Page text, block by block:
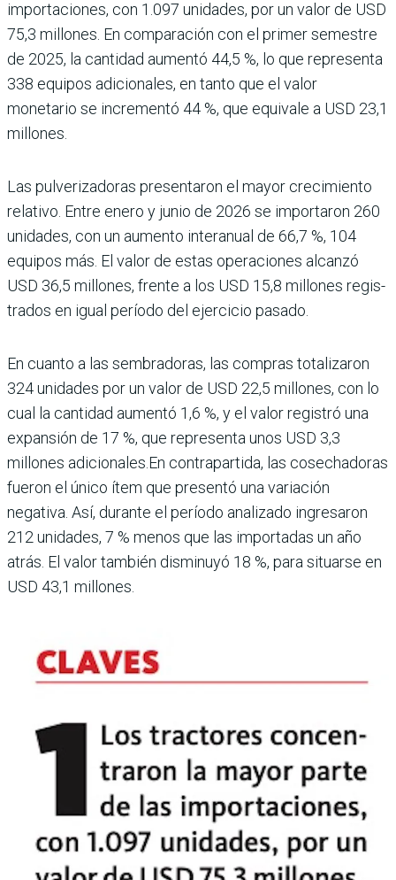
importacio­nes, con 1.097 unidades, por un valor de USD
75,3 millones. En comparación con el primer semestre
de 2025, la can­tidad aumentó 44,5 %, lo que representa
338 equipos adicionales, en tanto que el valor
monetario se incre­mentó 44 %, que equivale a USD 23,1
millones.
Las pulverizadoras presen­taron el mayor crecimiento
relativo. Entre enero y junio de 2026 se importaron 260
unidades, con un aumento interanual de 66,7 %, 104
equipos más. El valor de estas operaciones alcanzó
USD 36,5 millones, frente a los USD 15,8 millones regis­
trados en igual período del ejercicio pasado.
En cuanto a las sembradoras, las com­pras totalizaron
324 uni­dades por un valor de USD 22,5 millones, con lo
cual la cantidad aumentó 1,6 %, y el valor registró una
expan­sión de 17 %, que representa unos USD 3,3
millones adi­cionales.En contrapartida, las cosechadoras
fueron el único ítem que presentó una variación
negativa. Así, durante el período anali­zado ingresaron
212 uni­dades, 7 % menos que las importadas un año
atrás. El valor también disminuyó 18 %, para situarse en
USD 43,1 millones.